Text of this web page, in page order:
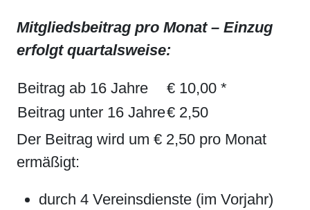
Mitgliedsbeitrag pro Monat – Einzug
erfolgt quartalsweise:
Beitrag ab 16 Jahre
€ 10,00 *
Beitrag unter 16 Jahre€ 2,50
Der Beitrag wird um € 2,50 pro Monat
ermäßigt:
durch 4 Vereinsdienste (im Vorjahr)